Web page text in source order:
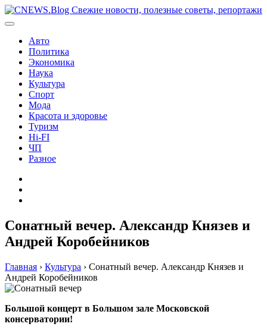
Перейти
к
Авто
Политика
Экономика
Наука
Культура
Спорт
Мода
Красота и здоровье
Туризм
Hi-FI
ЧП
Разное
Cонатный вечер. Александр Князев и
Андрей Коробейников
Главная › Культура › Cонатный вечер. Александр Князев и
Андрей Коробейников
Большой концерт в Большом зале Московской
консерватории!